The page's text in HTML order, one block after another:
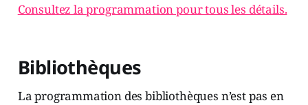
Consultez la programmation pour tous les détails.
Bibliothèques
La programmation des bibliothèques n’est pas en